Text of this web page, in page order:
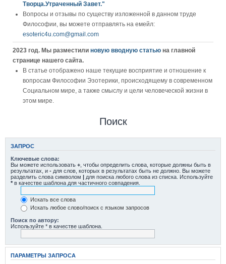
Творца.Утраченный Завет."
Вопросы и отзывы по существу изложенной в данном труде
Философии, вы можете отправлять на емейл:
esoteric4u.com@gmail.com
2023 год. Мы разместили новую вводную статью на главной
странице нашего сайта.
В статье отображено наше текущие восприятие и отношение к
вопросам Философии Эзотерики, происходящему в современном
Социальном мире, а также смыслу и цели человеческой жизни в
этом мире.
Поиск
ЗАПРОС
Ключевые слова:
Вы можете использовать + , чтобы определить слова, которые должны быть в
результатах, и - для слов, которых в результатах быть не должно. Вы можете
разделить слова символом | для поиска любого слова из списка. Используйте
* в качестве шаблона для частичного совпадения.
Искать все слова
Искать любое слово/поиск с языком запросов
Поиск по автору:
Используйте * в качестве шаблона.
ПАРАМЕТРЫ ЗАПРОСА